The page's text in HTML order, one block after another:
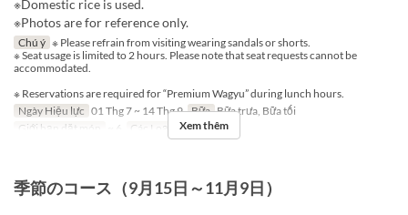
※Domestic rice is used.
※Photos are for reference only.
Chú ý ※ Please refrain from visiting wearing sandals or shorts.
※ Seat usage is limited to 2 hours. Please note that seat requests cannot be
accommodated.
※ Reservations are required for “Premium Wagyu” during lunch hours.
Ngày Hiệu lực 01 Thg 7 ~ 14 Thg 9 Bữa Bữa trưa, Bữa tối
Giới hạn dặt món
~ 6 Các Loại Ghế Table
Xem thêm
季節のコース（9月15日～11月9日）